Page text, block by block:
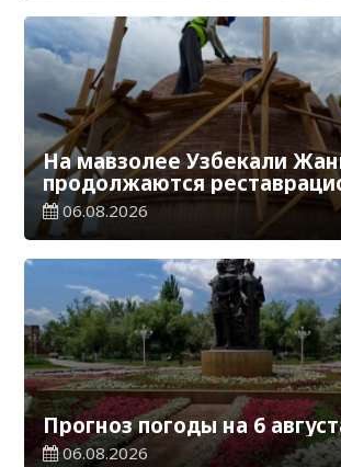
На мавзолее Узбекали
продолжаются
работы
06.08.2026
Прогноз погоды на 6
06.08.2026